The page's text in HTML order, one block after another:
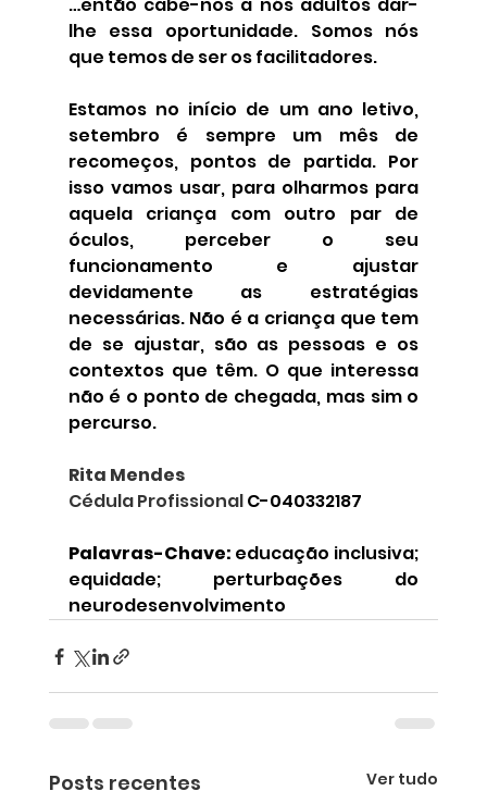
…então cabe-nos a nós adultos dar-
lhe essa oportunidade. Somos nós
que temos de ser os facilitadores.
Estamos no início de um ano letivo,
setembro é sempre um mês de
recomeços, pontos de partida. Por
isso vamos usar, para olharmos para
aquela criança com outro par de
óculos, perceber o seu
funcionamento e ajustar
devidamente as estratégias
necessárias. Não é a criança que tem
de se ajustar, são as pessoas e os
contextos que têm. O que interessa
não é o ponto de chegada, mas sim o
percurso.
Rita Mendes
Cédula Profissional C-040332187
Palavras-Chave: educação inclusiva;
equidade; perturbações do
neurodesenvolvimento
Posts recentes Ver tudo